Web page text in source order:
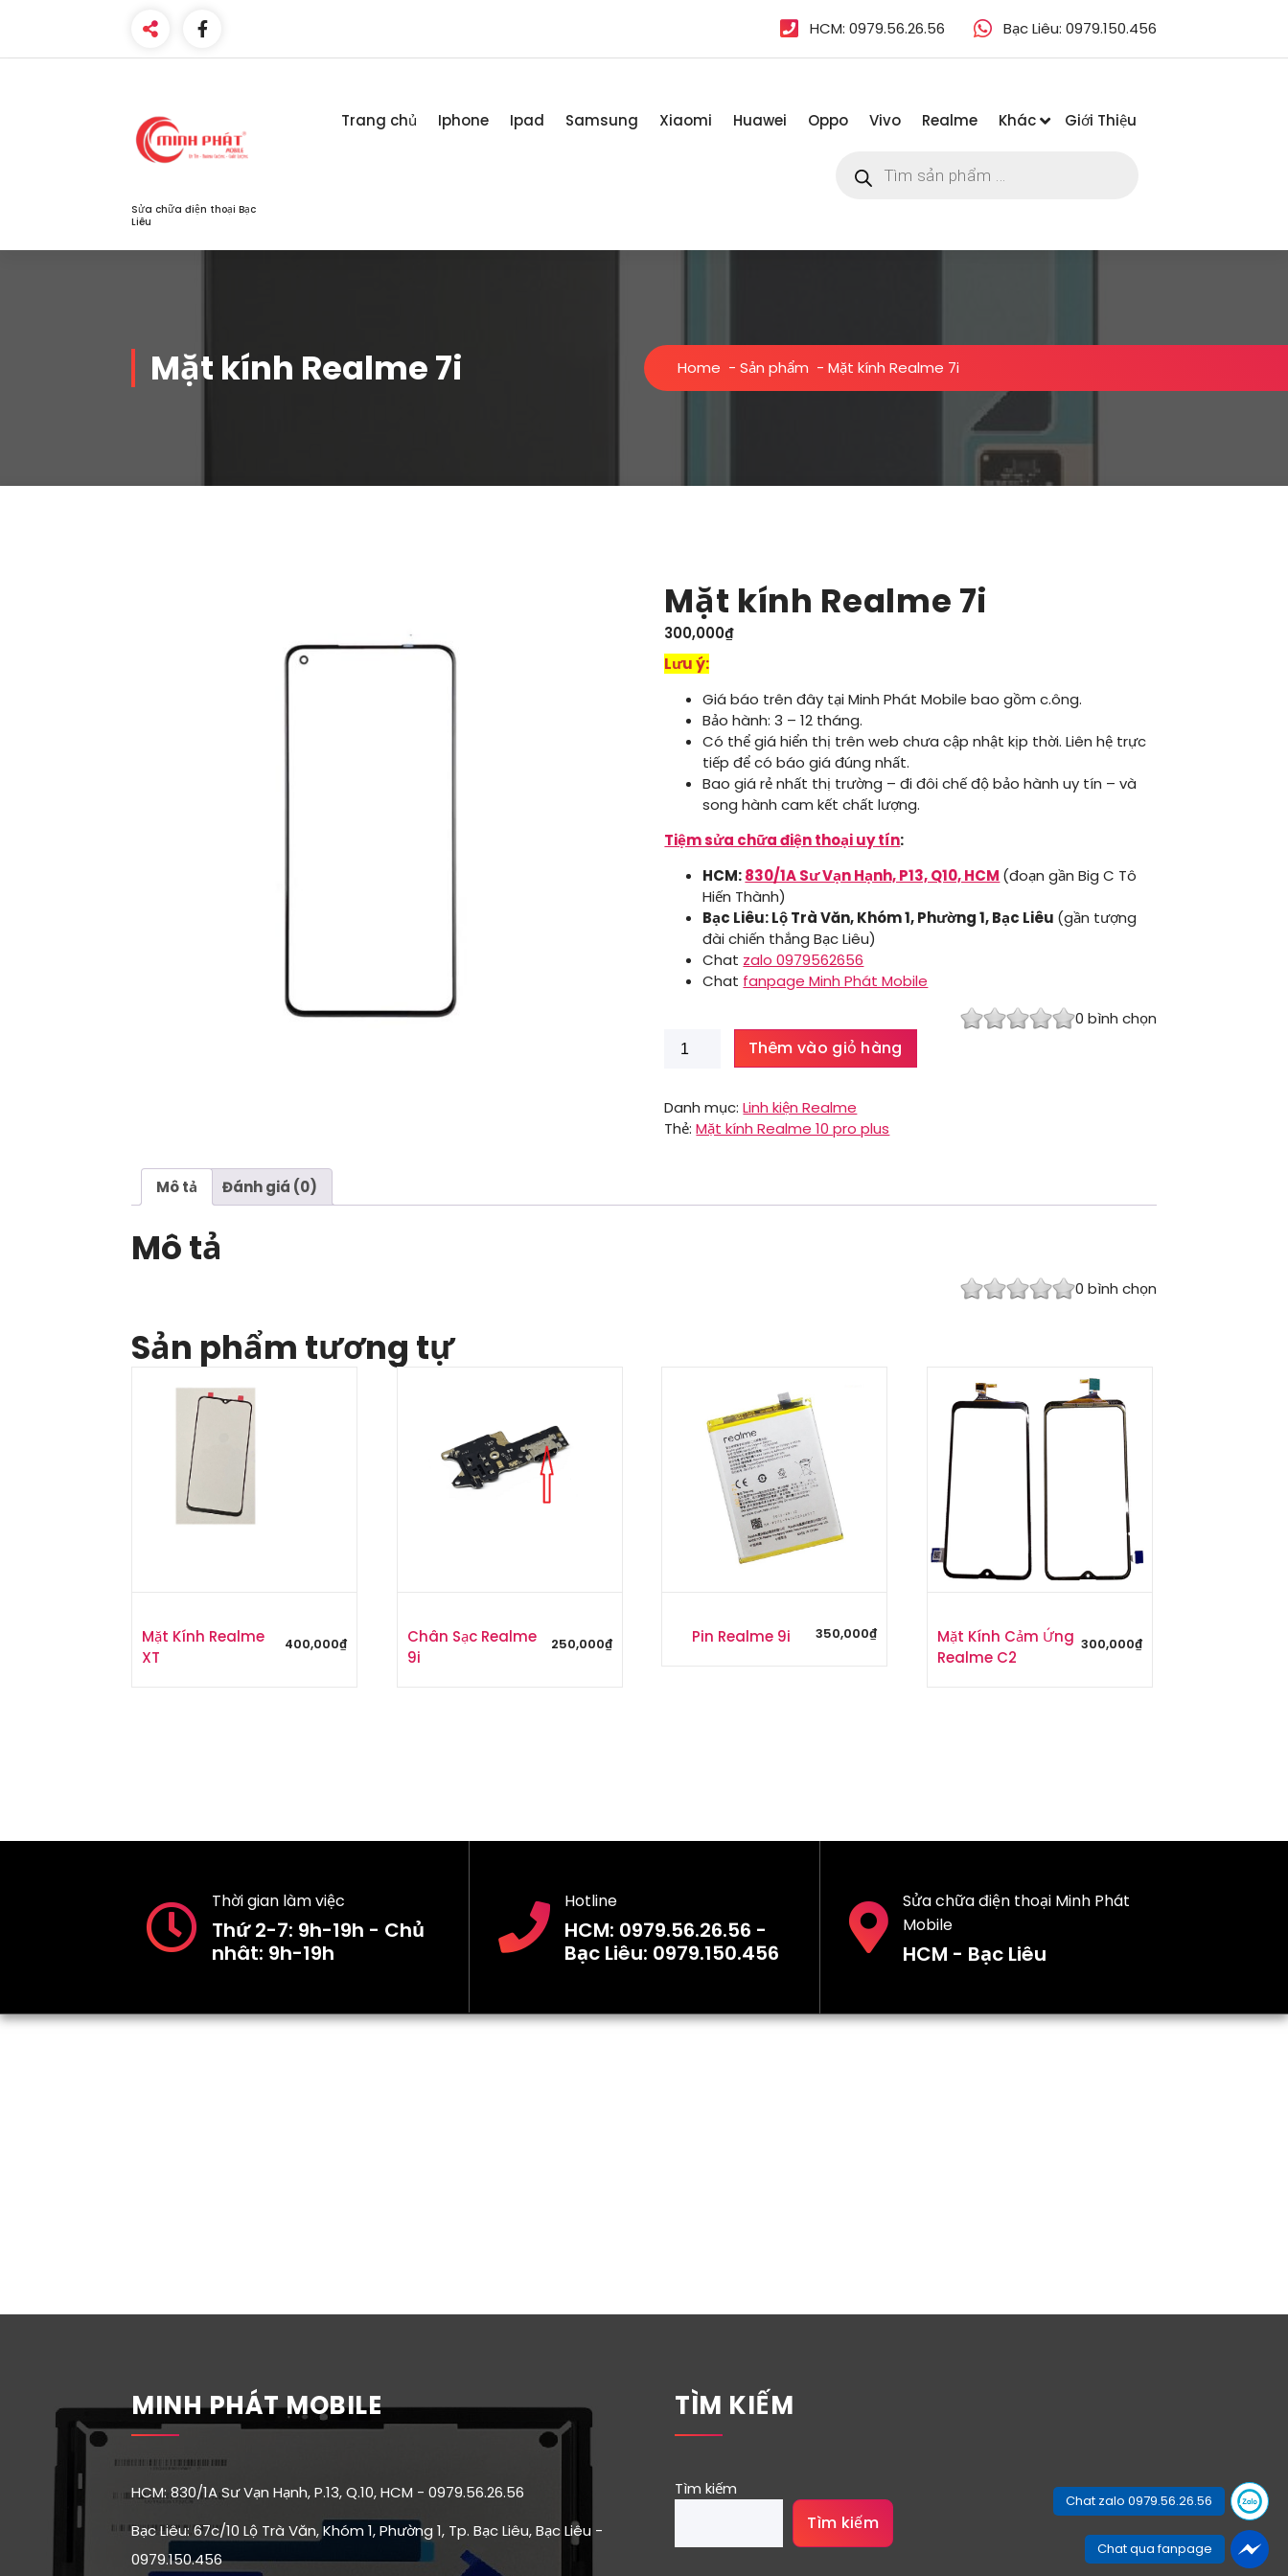
HCM: 0979.56.26.56 Bạc Liêu: 0979.150.456
Sửa chữa điện thoại Bạc
Liêu
Trang chủ Iphone Ipad Samsung Xiaomi Huawei Oppo Vivo Realme Khác
Giới Thiệu
kiếm
sản
Mặt kính Realme 7i Home - Sản phẩm - Mặt kính Realme 7i
Mặt kính Realme 7i
300,000₫
Lưu ý:
Giá báo trên đây tại Minh Phát Mobile bao gồm c.ông.
Bảo hành: 3 – 12 tháng.
Có thể giá hiển thị trên web chưa cập nhật kịp thời. Liên hệ trực
tiếp để có báo giá đúng nhất.
Bao giá rẻ nhất thị trường – đi đôi chế độ bảo hành uy tín – và
song hành cam kết chất lượng.
Tiệm sửa chữa điện thoại uy tín:
HCM:830/1A Sư Vạn Hạnh, P13, Q10, HCM (đoạn gần Big C Tô
Hiến Thành)
Bạc Liêu: Lộ Trà Văn, Khóm 1, Phường 1, Bạc Liêu (gần tượng
đài chiến thắng Bạc Liêu)
Chat zalo 0979562656
Chat fanpage Minh Phát Mobile
0 bình chọn
Mặt
kính
7i
số
Thêm vào giỏ hàng
Danh mục:Linh kiện Realme
Thẻ:Mặt kính Realme 10 pro plus
Mô tả Đánh giá (0)
Mô tả
0 bình chọn
Sản phẩm tương tự
Mặt Kính Realme
XT
400,000₫
Chân Sạc Realme
9i
250,000₫ Pin Realme 9i 350,000₫
Mặt Kính Cảm Ứng
Realme C2
300,000₫
Thời gian làm việc
Thứ 2-7: 9h-19h - Chủ
nhât: 9h-19h
Hotline
HCM: 0979.56.26.56 -
Bạc Liêu: 0979.150.456
Sửa chữa điện thoại Minh Phát
Mobile
HCM - Bạc Liêu
MINH PHÁT MOBILE
HCM: 830/1A Sư Vạn Hạnh, P.13, Q.10, HCM - 0979.56.26.56
Bạc Liêu: 67c/10 Lộ Trà Văn, Khóm 1, Phường 1, Tp. Bạc Liêu, Bạc Liêu -
0979.150.456
TÌM KIẾM
Tìm kiếm
Tìm kiếm
Chat zalo 0979.56.26.56
Chat qua fanpage